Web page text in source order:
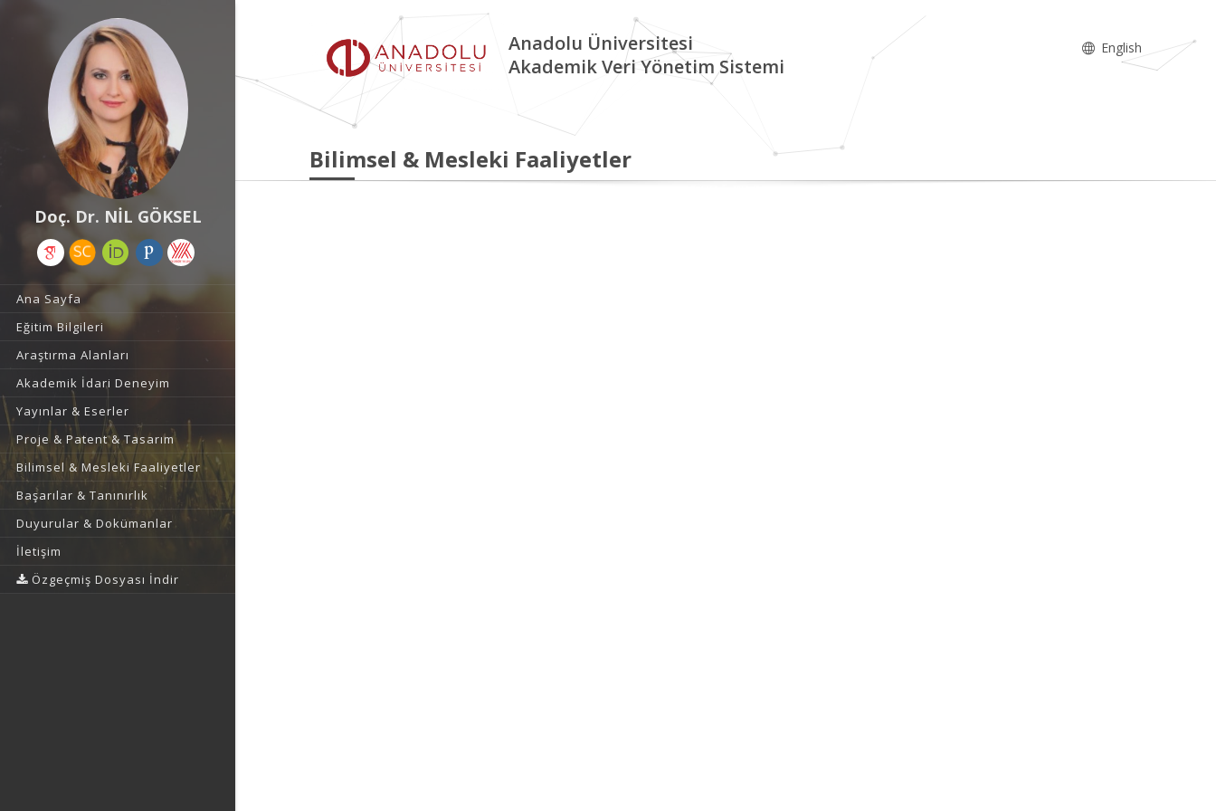
Doç. Dr. NİL GÖKSEL
Ana Sayfa
Eğitim Bilgileri
Araştırma Alanları
Akademik İdari Deneyim
Yayınlar & Eserler
Proje & Patent & Tasarım
Bilimsel & Mesleki Faaliyetler
Başarılar & Tanınırlık
Duyurular & Dokümanlar
İletişim
Özgeçmiş Dosyası İndir
Anadolu Üniversitesi
Akademik Veri Yönetim Sistemi
English
Bilimsel & Mesleki Faaliyetler